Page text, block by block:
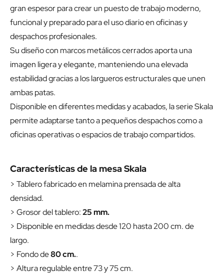
gran espesor para crear un puesto de trabajo moderno,
funcional y preparado para el uso diario en oficinas y
despachos profesionales.
Su diseño con marcos metálicos cerrados aporta una
imagen ligera y elegante, manteniendo una elevada
estabilidad gracias a los largueros estructurales que unen
ambas patas.
Disponible en diferentes medidas y acabados, la serie Skala
permite adaptarse tanto a pequeños despachos como a
oficinas operativas o espacios de trabajo compartidos.
Características de la mesa Skala
> Tablero fabricado en melamina prensada de alta
densidad.
> Grosor del tablero:25 mm.
> Disponible en medidas desde 120 hasta 200 cm. de
largo.
> Fondo de80 cm..
> Altura regulable entre 73 y 75 cm.